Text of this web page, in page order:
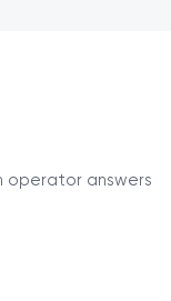
operator answers